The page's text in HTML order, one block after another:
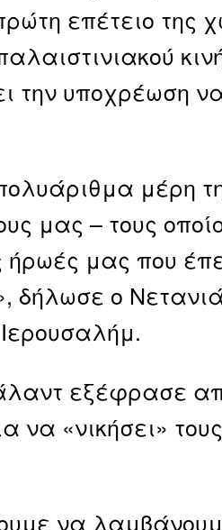
επέτειο της
την υποχρέωση
μέρη
μας – τους
μας που
δήλωσε ο
εξέφρασε
να «νικήσει»
να